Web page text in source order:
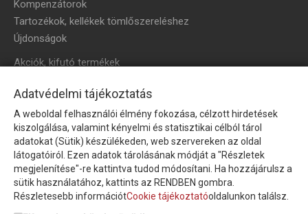
Kompenzátorok
Tartozékok, kellékek tömlőszereléshez
Újdonságok
Akciók, kifutó termékek
HÍRLEVÉL
Íratkozzon fel hírlevelünkre!
Feliratkozom a hírlevélre és nyilatkozom, hogy azadatkezelési
Adatvédelmi tájékoztatás
A weboldal felhasználói élmény fokozása, célzott hirdetések
kiszolgálása, valamint kényelmi és statisztikai célból tárol
adatokat (Sütik) készülékeden, web szervereken az oldal
látogatóiról. Ezen adatok tárolásának módját a "Részletek
megjelenítése"-re kattintva tudod módosítani. Ha hozzájárulsz a
sütik használatához, kattints az RENDBEN gombra.
Részletesebb információtCookie tájékoztatóoldalunkon találsz.